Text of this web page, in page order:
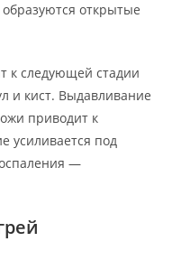
открытые
к следующей стадии
и кист. Выдавливание
приводит к
усиливается под
—